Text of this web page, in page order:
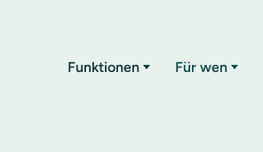
Funktionen Für wen